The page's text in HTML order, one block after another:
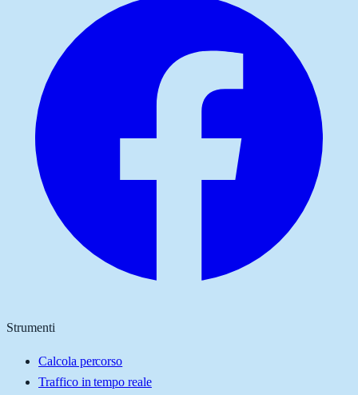
Strumenti
Calcola percorso
Traffico in tempo reale